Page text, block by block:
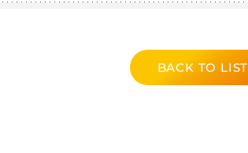
BACK TO LIST